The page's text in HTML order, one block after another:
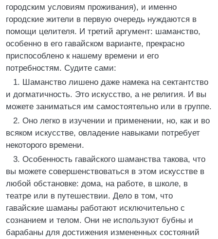
городским условиям проживания), и именно
городские жители в первую очередь нуждаются в
помощи целителя. И третий аргумент: шаманство,
особенно в его гавайском варианте, прекрасно
приспособлено к нашему времени и его
потребностям. Судите сами:
1. Шаманство лишено даже намека на сектантство
и догматичность. Это искусство, а не религия. И вы
можете заниматься им самостоятельно или в группе.
2. Оно легко в изучении и применении, но, как и во
всяком искусстве, овладение навыками потребует
некоторого времени.
3. Особенность гавайского шаманства такова, что
вы можете совершенствоваться в этом искусстве в
любой обстановке: дома, на работе, в школе, в
театре или в путешествии. Дело в том, что
гавайские шаманы работают исключительно с
сознанием и телом. Они не используют бубны и
барабаны для достижения измененных состояний